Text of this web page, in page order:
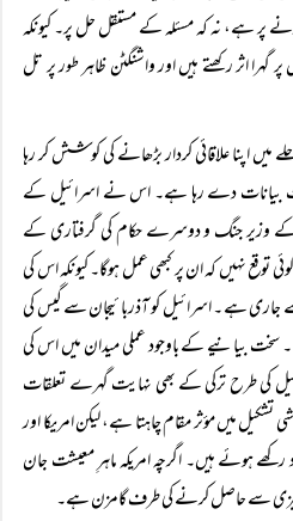
پر ہے، نہ کہ مسئلہ کے مستقل حل پر۔ کیونکہ
اثر رکھتے ہیں اور واشنگٹن ظاہر طور پر تل
اپنا علاقائی کردار بڑھانے کی کوشش کر رہا
بیانات دے رہا ہے۔ اس نے اسرائیل کے
وزیر جنگ و دوسرے حکام کی گرفتاری کے
توقع نہیں کہ ان پر کبھی عمل ہوگا۔ کیونکہ اس کی
ہے ۔ اسرائیل کو آذربائیجان سے گیس کی
بیانیے کے باوجود عملی میدان میں اس کی
کی طرح ترکی کے بھی نہایت گہرے تعلقات
تشکیل میں مؤثر مقام چاہتا ہے، لیکن امریکا اور
ہوئے ہیں۔ اگرچہ امریکہ ماہرِ معیشت جان
تیزی سے حاصل کرنے کی طرف گامزن ہے۔